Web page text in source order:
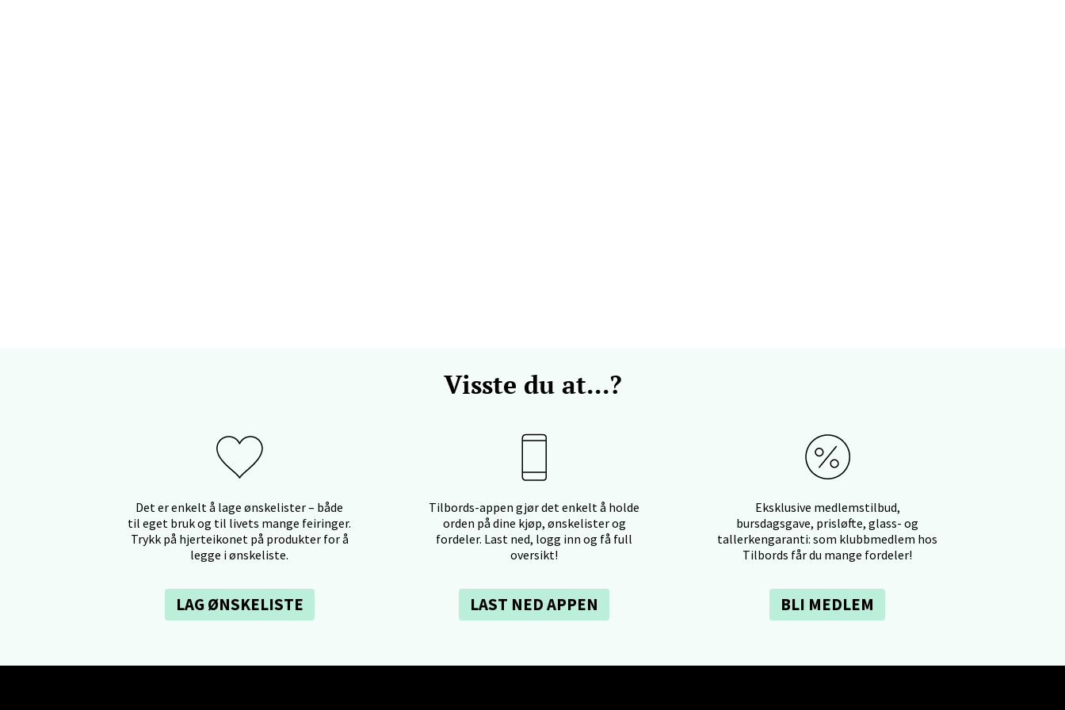
Visste du at...?
Det er enkelt å lage ønskelister – både
til eget bruk og til livets mange feiringer.
Trykk på hjerteikonet på produkter for å
legge i ønskeliste.
LAG ØNSKELISTE
Tilbords-appen gjør det enkelt å holde
orden på dine kjøp, ønskelister og
fordeler. Last ned, logg inn og få full
oversikt!
LAST NED APPEN
Eksklusive medlemstilbud,
bursdagsgave, prisløfte, glass- og
tallerkengaranti: som klubbmedlem hos
Tilbords får du mange fordeler!
BLI MEDLEM
Åpent i dag 10-21